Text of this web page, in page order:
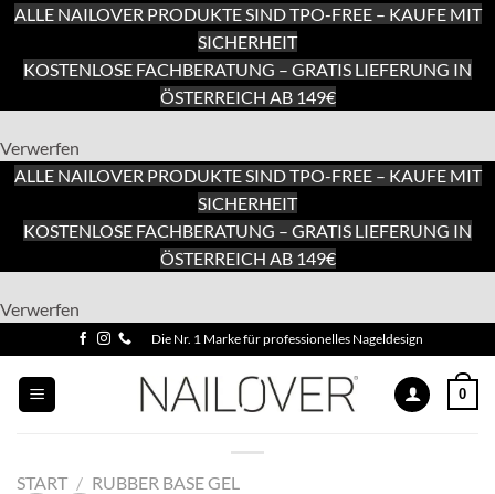
ALLE NAILOVER PRODUKTE SIND TPO-FREE – KAUFE MIT
SICHERHEIT
KOSTENLOSE FACHBERATUNG – GRATIS LIEFERUNG IN
ÖSTERREICH AB 149€
Verwerfen
ALLE NAILOVER PRODUKTE SIND TPO-FREE – KAUFE MIT
SICHERHEIT
KOSTENLOSE FACHBERATUNG – GRATIS LIEFERUNG IN
ÖSTERREICH AB 149€
Verwerfen
Inhalt
Inhalt
springen
Die Nr. 1 Marke für professionelles Nageldesign
0
START / RUBBER BASE GEL